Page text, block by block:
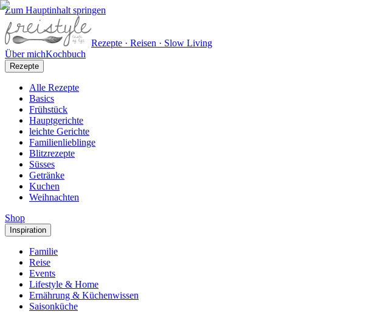
Zum Hauptinhalt springen
Rezepte · Reisen · Slow Living
Über michKochbuch
Rezepte
Alle Rezepte
Basics
Frühstück
Hauptgerichte
leichte Gerichte
Familienlieblinge
Blitzrezepte
Süsses
Getränke
Kuchen
Weihnachten
Shop
Inspiration
Familie
Reise
Events
Lifestyle & Home
Ernährung & Küchenwissen
Saisonküche